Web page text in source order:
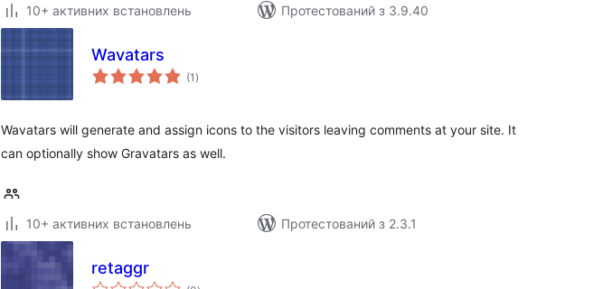
10+ активних встановлень
Протестований з 3.9.40
Wavatars
(1 загальний
рейтинг
)
Wavatars will generate and assign icons to the visitors leaving comments at your site. It
can optionally show Gravatars as well.
10+ активних встановлень Протестований з 2.3.1
retaggr
загальний